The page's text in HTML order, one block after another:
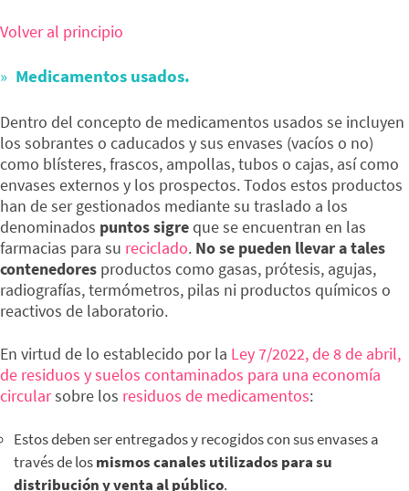
Volver al principio
Medicamentos usados.
Dentro del concepto de medicamentos usados se incluyen
los sobrantes o caducados y sus envases (vacíos o no)
como blísteres, frascos, ampollas, tubos o cajas, así como
envases externos y los prospectos. Todos estos productos
han de ser gestionados mediante su traslado a los
denominados puntos sigreque se encuentran en las
farmacias para su reciclado. No se pueden llevar a tales
contenedores productos como gasas, prótesis, agujas,
radiografías, termómetros, pilas ni productos químicos o
reactivos de laboratorio.
En virtud de lo establecido por la Ley 7/2022, de 8 de abril,
de residuos y suelos contaminados para una economía
circularsobre los residuos de medicamentos:
Estos deben ser entregados y recogidos con sus envases a
través de losmismos canales utilizados para su
distribución y venta al público.